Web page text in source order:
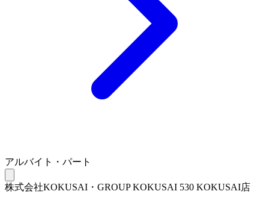
アルバイト・パート
株式会社KOKUSAI・GROUP KOKUSAI 530 KOKUSAI店